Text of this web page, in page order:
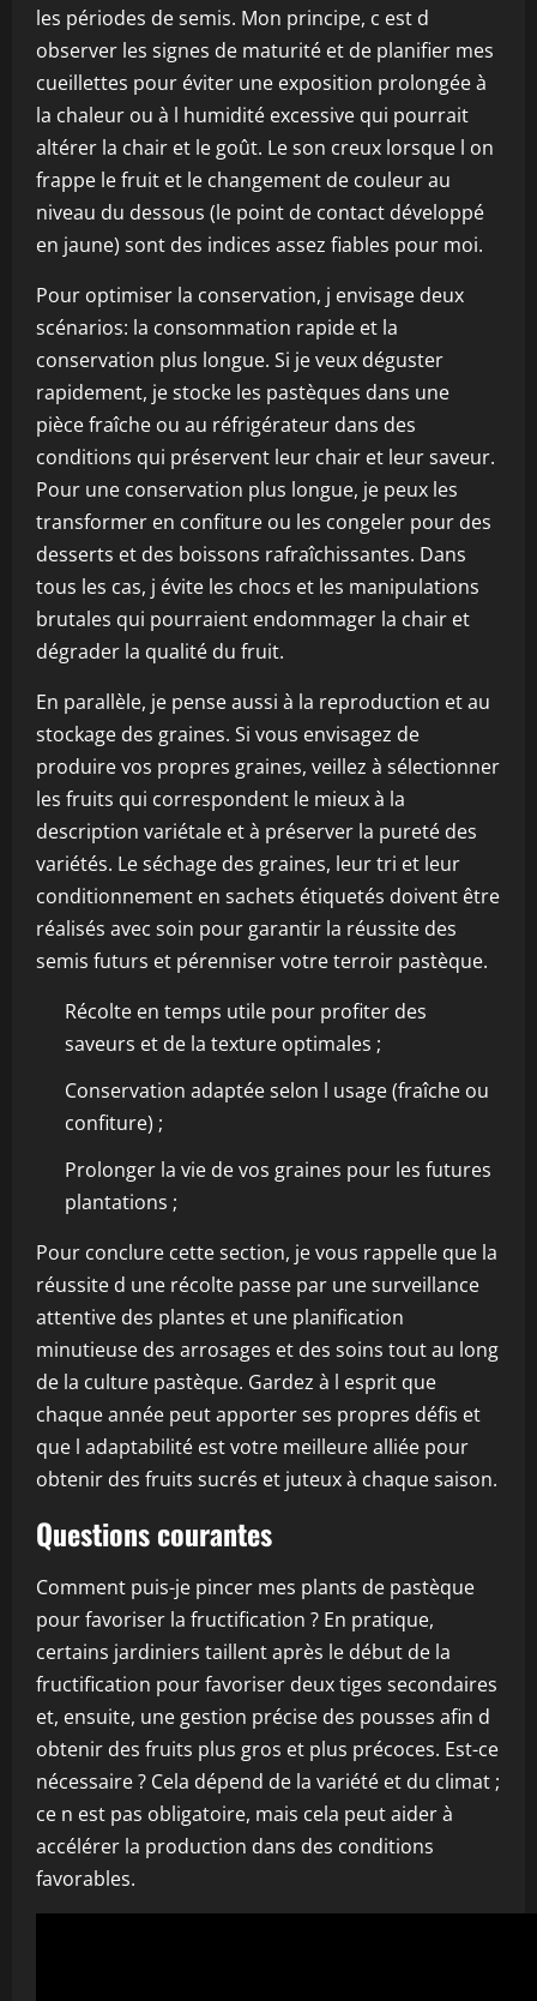
les périodes de semis. Mon principe, c est d
observer les signes de maturité et de planifier mes
cueillettes pour éviter une exposition prolongée à
la chaleur ou à l humidité excessive qui pourrait
altérer la chair et le goût. Le son creux lorsque l on
frappe le fruit et le changement de couleur au
niveau du dessous (le point de contact développé
en jaune) sont des indices assez fiables pour moi.
Pour optimiser la conservation, j envisage deux
scénarios: la consommation rapide et la
conservation plus longue. Si je veux déguster
rapidement, je stocke les pastèques dans une
pièce fraîche ou au réfrigérateur dans des
conditions qui préservent leur chair et leur saveur.
Pour une conservation plus longue, je peux les
transformer en confiture ou les congeler pour des
desserts et des boissons rafraîchissantes. Dans
tous les cas, j évite les chocs et les manipulations
brutales qui pourraient endommager la chair et
dégrader la qualité du fruit.
En parallèle, je pense aussi à la reproduction et au
stockage des graines. Si vous envisagez de
produire vos propres graines, veillez à sélectionner
les fruits qui correspondent le mieux à la
description variétale et à préserver la pureté des
variétés. Le séchage des graines, leur tri et leur
conditionnement en sachets étiquetés doivent être
réalisés avec soin pour garantir la réussite des
semis futurs et pérenniser votre terroir pastèque.
Récolte en temps utile pour profiter des
saveurs et de la texture optimales ;
Conservation adaptée selon l usage (fraîche ou
confiture) ;
Prolonger la vie de vos graines pour les futures
plantations ;
Pour conclure cette section, je vous rappelle que la
réussite d une récolte passe par une surveillance
attentive des plantes et une planification
minutieuse des arrosages et des soins tout au long
de la culture pastèque. Gardez à l esprit que
chaque année peut apporter ses propres défis et
que l adaptabilité est votre meilleure alliée pour
obtenir des fruits sucrés et juteux à chaque saison.
Questions courantes
Comment puis-je pincer mes plants de pastèque
pour favoriser la fructification ? En pratique,
certains jardiniers taillent après le début de la
fructification pour favoriser deux tiges secondaires
et, ensuite, une gestion précise des pousses afin d
obtenir des fruits plus gros et plus précoces. Est-ce
nécessaire ? Cela dépend de la variété et du climat ;
ce n est pas obligatoire, mais cela peut aider à
accélérer la production dans des conditions
favorables.